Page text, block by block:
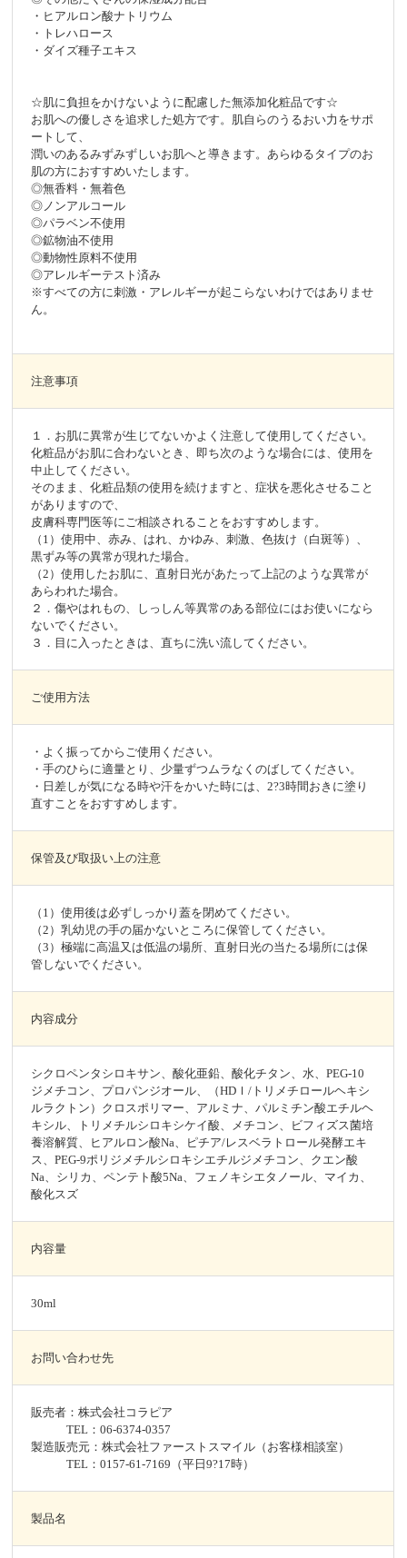
・ヒアルロン酸ナトリウム
・トレハロース
・ダイズ種子エキス
☆肌に負担をかけないように配慮した無添加化粧品です☆
お肌への優しさを追求した処方です。肌自らのうるおい力をサポ
ートして、
潤いのあるみずみずしいお肌へと導きます。あらゆるタイプのお
肌の方におすすめいたします。
◎無香料・無着色
◎ノンアルコール
◎パラベン不使用
◎鉱物油不使用
◎動物性原料不使用
◎アレルギーテスト済み
※すべての方に刺激・アレルギーが起こらないわけではありませ
ん。
注意事項
１．お肌に異常が生じてないかよく注意して使用してください。
化粧品がお肌に合わないとき、即ち次のような場合には、使用を
中止してください。
そのまま、化粧品類の使用を続けますと、症状を悪化させること
がありますので、
皮膚科専門医等にご相談されることをおすすめします。
（1）使用中、赤み、はれ、かゆみ、刺激、色抜け（白斑等）、
黒ずみ等の異常が現れた場合。
（2）使用したお肌に、直射日光があたって上記のような異常が
あらわれた場合。
２．傷やはれもの、しっしん等異常のある部位にはお使いになら
ないでください。
３．目に入ったときは、直ちに洗い流してください。
ご使用方法
・よく振ってからご使用ください。
・手のひらに適量とり、少量ずつムラなくのばしてください。
・日差しが気になる時や汗をかいた時には、2?3時間おきに塗り
直すことをおすすめします。
保管及び取扱い上の注意
（1）使用後は必ずしっかり蓋を閉めてください。
（2）乳幼児の手の届かないところに保管してください。
（3）極端に高温又は低温の場所、直射日光の当たる場所には保
管しないでください。
内容成分
シクロペンタシロキサン、酸化亜鉛、酸化チタン、水、PEG-10
ジメチコン、プロパンジオール、（HDｌ/トリメチロールヘキシ
ルラクトン）クロスポリマー、アルミナ、パルミチン酸エチルヘ
キシル、トリメチルシロキシケイ酸、メチコン、ビフィズス菌培
養溶解質、ヒアルロン酸Na、ピチア/レスベラトロール発酵エキ
ス、PEG-9ポリジメチルシロキシエチルジメチコン、クエン酸
Na、シリカ、ペンテト酸5Na、フェノキシエタノール、マイカ、
酸化スズ
内容量
30ml
お問い合わせ先
販売者：株式会社コラピア
TEL：06-6374-0357
製造販売元：株式会社ファーストスマイル（お客様相談室）
TEL：0157-61-7169（平日9?17時）
製品名